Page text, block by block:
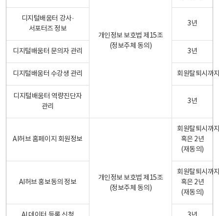
개인정보 보호법 제15조
(정보주체 동의)
디지털배움터 강사·
서포터즈 정보
3년
디지털배움터 문의자 관리 3년
디지털배움터 수강생 관리 회원탈퇴시까
디지털배움터 역량진단자
관리
3년
AI허브 홈페이지 회원정보
개인정보 보호법 제15조
(정보주체 동의)
회원탈퇴시까
혹은 2년
(재동의)
AI허브 홍보동의 정보
회원탈퇴시까
혹은 2년
(재동의)